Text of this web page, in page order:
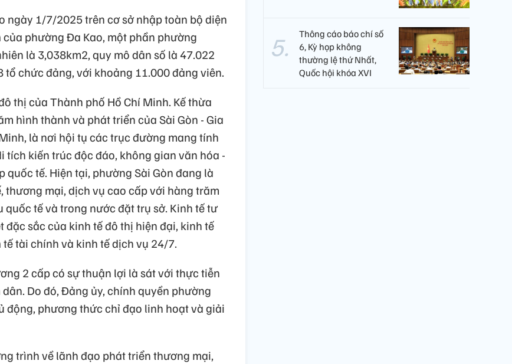
ngày 1/7/2025 trên cơ sở nhập toàn bộ diện
phường Đa Kao, một phần phường
là 3,038km2, quy mô dân số là 47.022
chức đảng, với khoảng 11.000 đảng viên.
thị của Thành phố Hồ Chí Minh. Kế thừa
hình thành và phát triển của Sài Gòn - Gia
là nơi hội tụ các trục đường mang tính
kiến trúc độc đáo, không gian văn hóa -
tế. Hiện tại, phường Sài Gòn đang là
mại, dịch vụ cao cấp với hàng trăm
tế và trong nước đặt trụ sở. Kinh tế tư
đặc sắc của kinh tế đô thị hiện đại, kinh tế
tài chính và kinh tế dịch vụ 24/7.
2 cấp có sự thuận lợi là sát với thực tiễn
Do đó, Đảng ủy, chính quyền phường
động, phương thức chỉ đạo linh hoạt và giải
trình về lãnh đạo phát triển thương mại,
Thông cáo báo chí số
6, Kỳ họp không
thường lệ thứ Nhất,
Quốc hội khóa XVI